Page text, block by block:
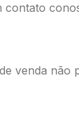
venda não